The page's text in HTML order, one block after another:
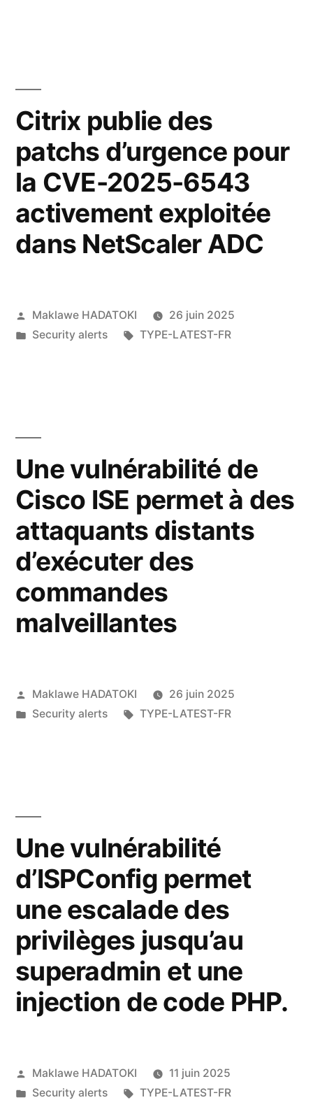
Citrix publie des
patchs d’urgence pour
la CVE-2025-6543
activement exploitée
dans NetScaler ADC
Maklawe HADATOKI
26 juin 2025
Security alerts
TYPE-LATEST-FR
Une vulnérabilité de
Cisco ISE permet à des
attaquants distants
d’exécuter des
commandes
malveillantes
Maklawe HADATOKI
26 juin 2025
Security alerts
TYPE-LATEST-FR
Une vulnérabilité
d’ISPConfig permet
une escalade des
privilèges jusqu’au
superadmin et une
injection de code PHP.
Maklawe HADATOKI
11 juin 2025
Security alerts
TYPE-LATEST-FR